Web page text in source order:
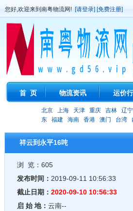
您好,欢迎来到南粤物流网! [请登录] [免费注册]
首 页 物流资讯 运价
北京 上海 天津 重庆 吉林 辽宁
东
福建 海南 香港 澳门 台湾
祥云到永平16吨
浏 览：605
发布时间： 2019-09-11 10:56:33
截止日期： 2020-09-10 10:56:33
启 始 地： 云南--